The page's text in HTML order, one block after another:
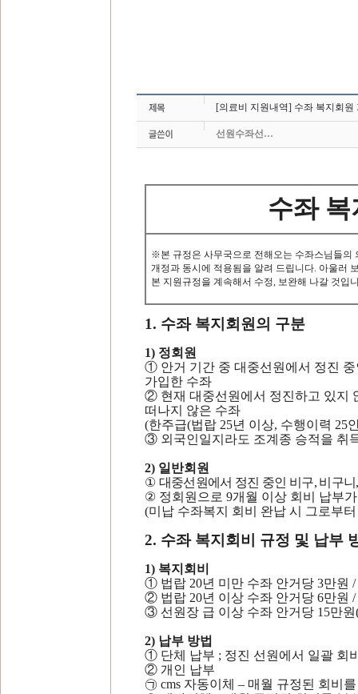
[의료비 지원내역] 수좌 복지회원
선원수좌선…
수좌
※본 규정은 사무국으로 전해오는 수좌스님들의
개정과 동시에 적용됨 을 알려 드립니다. 아울러
본 지원규정을 계속해서 수정, 보완해 나갈 것입
1. 수좌 복지회원의 구분
1) 정회원
① 안거 기간 중 대중선원에서 정진
가입한 수좌
② 현재 대중선원에서 정진하고 있지
떠나지 않은 수좌
(한주급(법랍 25년 이상, 수행이력 25
③ 외국인일지라도 조계종 승적을 취
2) 일반회원
① 대중선원에서 정진 중인 비구, 비구니
② 정회원으로 9개월 이상 회비 납부
(미납 수좌복지 회비 완납 시 그로부
2. 수좌 복지회비 규정 및 납부
1) 복지회비
① 법랍 20년 미만 수좌 안거당 3만원 /
② 법랍 20년 이상 수좌 안거당 6만원 /
③ 선원장 급 이상 수좌 안거당 15만원
2) 납부 방법
① 단체 납부 ; 정진 선원에서 일괄 회
② 개인 납부
㉠ cms 자동이체 – 매월 규정된 회비